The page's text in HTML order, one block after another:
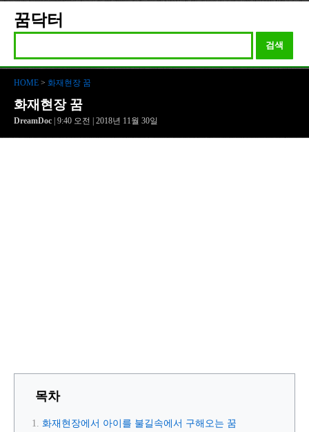
꿈닥터
검색
HOME > 화재현장 꿈
화재현장 꿈
DreamDoc | 9:40 오전 | 2018년 11월 30일
목차
화재현장에서 아이를 불길속에서 구해오는 꿈